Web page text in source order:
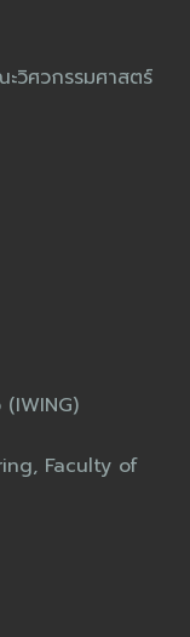
วิศวกรรมศาสตร์
Faculty of